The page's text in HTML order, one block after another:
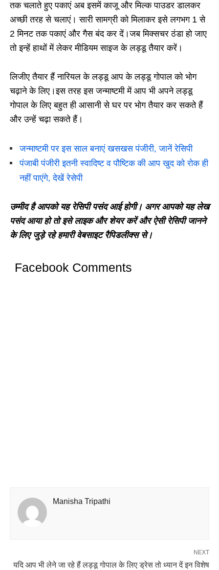
तक चलाते हुए पकाएं अब इसमें काजू और मिल्क पाउडर डालकर
अच्छी तरह से चलाएं। सारी सामग्री को मिलाकर इसे लगभग 1 से
2 मिनट तक पकाएं और गैस बंद कर दें।जब मिक्सचर ठंडा हो जाए
तो इन्हें हाथों में लेकर मीडियम साइज के लड्डू तैयार करें।
लिजीए तैयार हैं नारियल के लड्डू आप के लड्डू गोपाल को भोग
चढ़ाने के लिए।इस तरह इस जन्माष्टमी में आप भी अपने लड्डू
गोपाल के लिए बहुत ही आसानी से घर पर भोग तैयार कर सकते हैं
और उन्हें चढ़ा सकते हैं।
जन्माष्टमी पर इस साल बनाएं खसखस पंजीरी, जानें रेसिपी
पंजाबी पंजीरी इतनी स्वादिष्ट व पौष्टिक की आप खुद को रोक ही
नहीं पाएंगे, देखें रेसेपी
उम्मीद है आपको यह रेसिपी पसंद आई होगी। अगर आपको यह लेख
पसंद आया हो तो इसे लाइक और शेयर करें और ऐसी रेसिपी जानने
के लिए जुड़े रहे हमारी वेबसाइट रैपिडलीक्स से।
Facebook Comments
Manisha Tripathi
NEXT
यदि आप भी लेने जा रहे हैं लड्डू गोपाल के लिए ड्रेस तो ध्यान दें इन विशेष